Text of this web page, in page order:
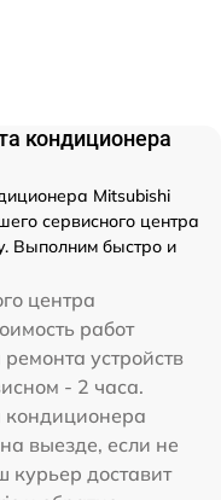
кондиционера
Mitsubishi
сервисного центра
Выполним быстро и
центра
работ
устройств
- 2 часа.
кондиционера
выезде, если не
курьер доставит